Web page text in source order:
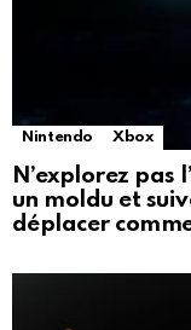
Nintendo Xbox
N’explorez pas
un moldu et
déplacer